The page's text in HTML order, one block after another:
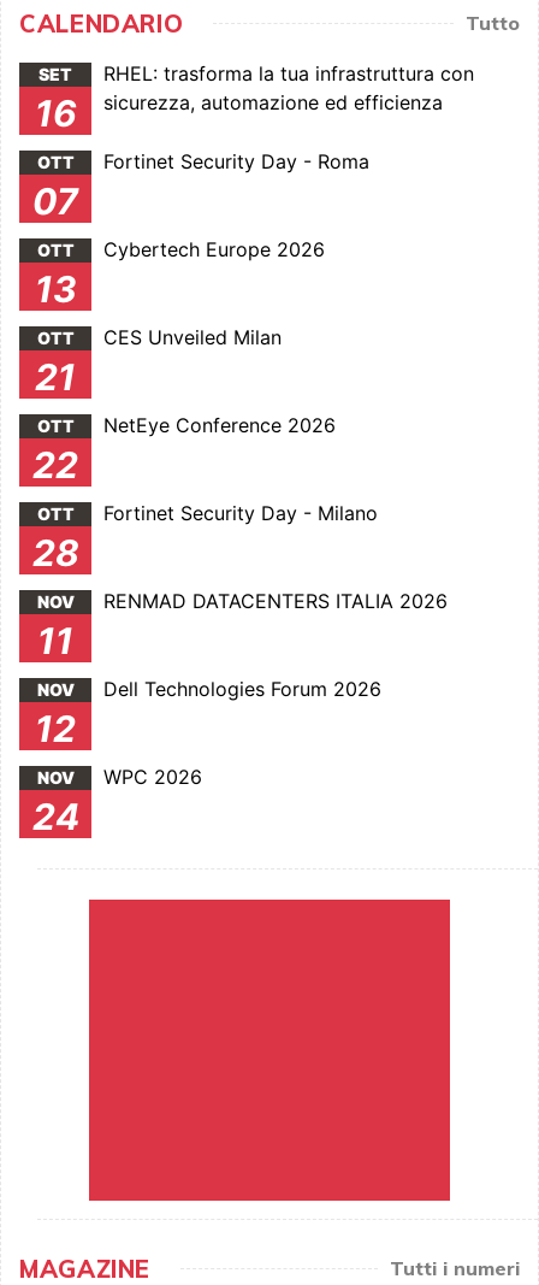
CALENDARIO Tutto
SET
16
RHEL: trasforma la tua infrastruttura con
sicurezza, automazione ed efficienza
OTT
07
Fortinet Security Day - Roma
OTT
13
Cybertech Europe 2026
OTT
21
CES Unveiled Milan
OTT
22
NetEye Conference 2026
OTT
28
Fortinet Security Day - Milano
NOV
11
RENMAD DATACENTERS ITALIA 2026
NOV
12
Dell Technologies Forum 2026
NOV
24
WPC 2026
MAGAZINE Tutti i numeri